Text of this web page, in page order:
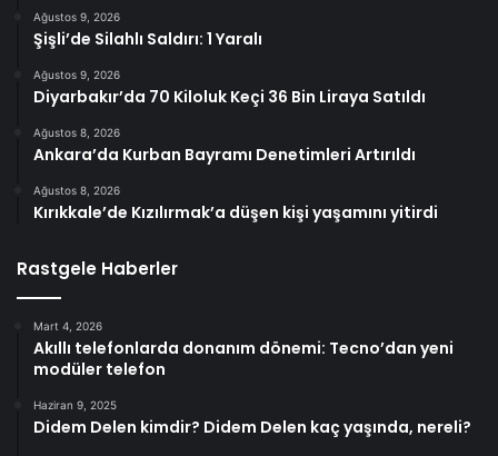
Ağustos 9, 2026
Şişli’de Silahlı Saldırı: 1 Yaralı
Ağustos 9, 2026
Diyarbakır’da 70 Kiloluk Keçi 36 Bin Liraya Satıldı
Ağustos 8, 2026
Ankara’da Kurban Bayramı Denetimleri Artırıldı
Ağustos 8, 2026
Kırıkkale’de Kızılırmak’a düşen kişi yaşamını yitirdi
Rastgele Haberler
Mart 4, 2026
Akıllı telefonlarda donanım dönemi: Tecno’dan yeni
modüler telefon
Haziran 9, 2025
Didem Delen kimdir? Didem Delen kaç yaşında, nereli?